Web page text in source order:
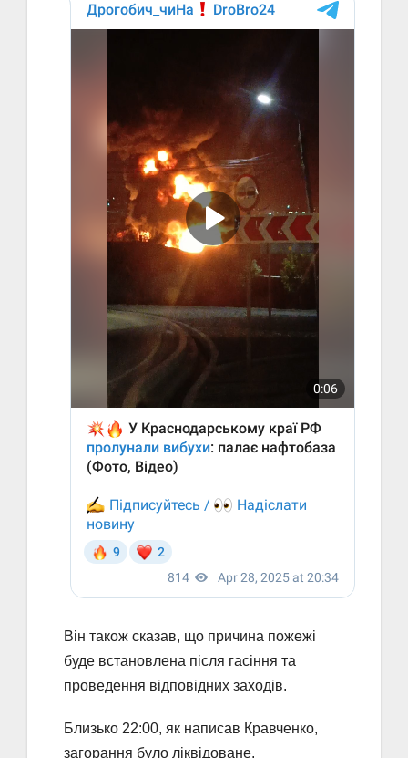
Він також сказав, що причина пожежі
буде встановлена після гасіння та
проведення відповідних заходів.
Близько 22:00, як написав Кравченко,
загорання було ліквідоване.